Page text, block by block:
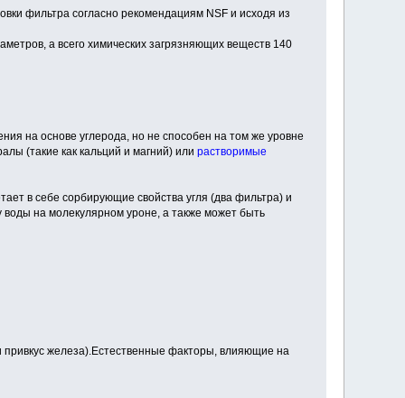
фильтра согласно рекомендациям NSF и исходя из
а всего химических загрязняющих веществ 140
на основе углерода, но не способен на том же уровне
(такие как кальций и магний) или растворимые
в себе сорбирующие свойства угля (два фильтра) и
воды на молекулярном уроне, а также может быть
железа).Естественные факторы, влияющие на